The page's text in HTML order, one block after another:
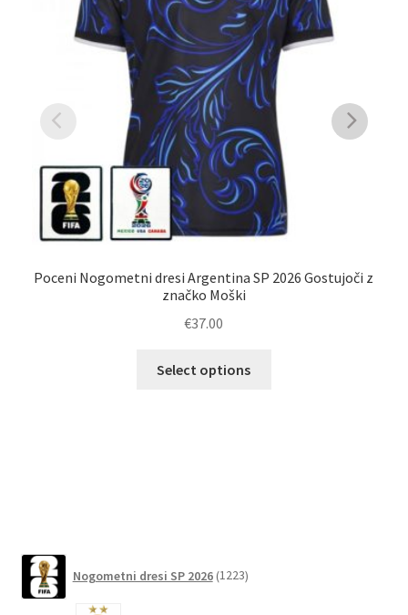
Poceni Nogometni dresi Argentina SP 2026 Gostujoči z
značko Moški
€37.00
Select options
Nogometni dresi SP 2026 1223izdelkov